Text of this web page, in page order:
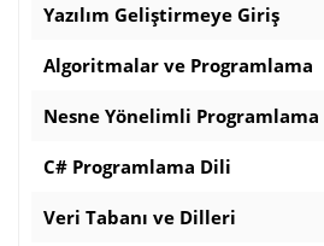
Yazılım Geliştirmeye Giriş
Algoritmalar ve Programlama
Nesne Yönelimli Programlama
C# Programlama Dili
Veri Tabanı ve Dilleri